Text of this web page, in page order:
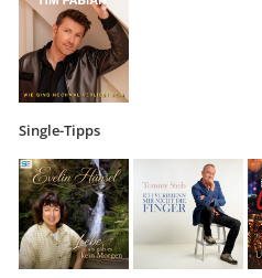
Single-Tipps